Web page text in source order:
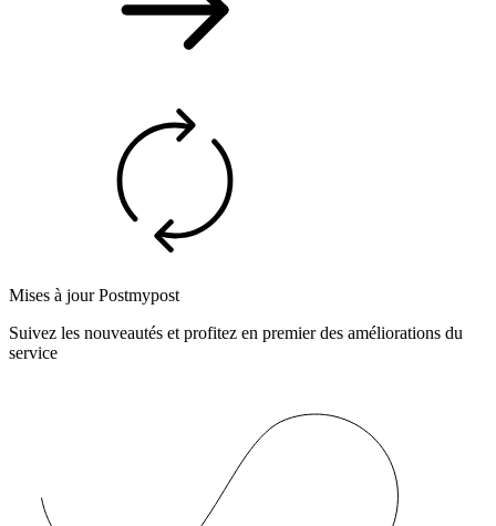
Mises à jour Postmypost
Suivez les nouveautés et profitez en premier des améliorations du
service